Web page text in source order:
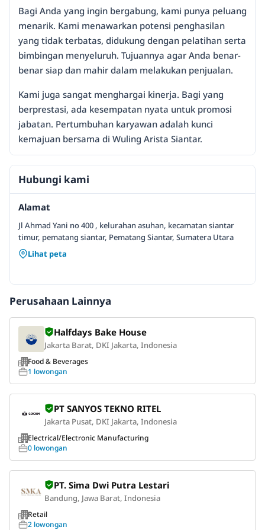
Bagi Anda yang ingin bergabung, kami punya peluang
menarik. Kami menawarkan potensi penghasilan
yang tidak terbatas, didukung dengan pelatihan serta
bimbingan menyeluruh. Tujuannya agar Anda benar-
benar siap dan mahir dalam melakukan penjualan.
Kami juga sangat menghargai kinerja. Bagi yang
berprestasi, ada kesempatan nyata untuk promosi
jabatan. Pertumbuhan karyawan adalah kunci
kemajuan bersama di Wuling Arista Siantar.
Hubungi kami
Alamat
Jl Ahmad Yani no 400 , kelurahan asuhan, kecamatan siantar
timur, pematang siantar, Pematang Siantar, Sumatera Utara
Lihat peta
Perusahaan Lainnya
Halfdays Bake House
Jakarta Barat, DKI Jakarta, Indonesia
Food & Beverages
1 lowongan
PT SANYOS TEKNO RITEL
Jakarta Pusat, DKI Jakarta, Indonesia
Electrical/Electronic Manufacturing
0 lowongan
PT. Sima Dwi Putra Lestari
Bandung, Jawa Barat, Indonesia
Retail
2 lowongan